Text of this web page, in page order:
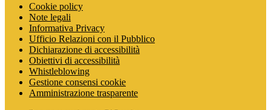
Cookie policy
Note legali
Informativa Privacy
Ufficio Relazioni con il Pubblico
Dichiarazione di accessibilità
Obiettivi di accessibilità
Whistleblowing
Gestione consensi cookie
Amministrazione trasparente